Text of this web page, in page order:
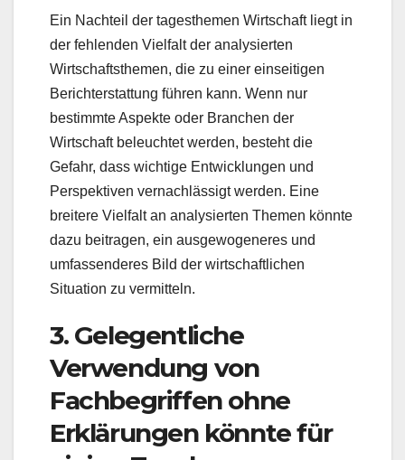
Ein Nachteil der tagesthemen Wirtschaft liegt in
der fehlenden Vielfalt der analysierten
Wirtschaftsthemen, die zu einer einseitigen
Berichterstattung führen kann. Wenn nur
bestimmte Aspekte oder Branchen der
Wirtschaft beleuchtet werden, besteht die
Gefahr, dass wichtige Entwicklungen und
Perspektiven vernachlässigt werden. Eine
breitere Vielfalt an analysierten Themen könnte
dazu beitragen, ein ausgewogeneres und
umfassenderes Bild der wirtschaftlichen
Situation zu vermitteln.
3. Gelegentliche
Verwendung von
Fachbegriffen ohne
Erklärungen könnte für